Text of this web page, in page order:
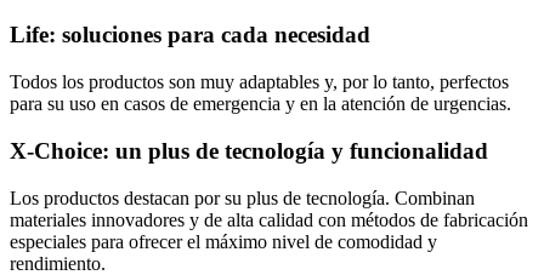
Life: soluciones para cada necesidad
Todos los productos son muy adaptables y, por lo tanto, perfectos
para su uso en casos de emergencia y en la atención de urgencias.
X-Choice: un plus de tecnología y funcionalidad
Los productos destacan por su plus de tecnología. Combinan
materiales innovadores y de alta calidad con métodos de fabricación
especiales para ofrecer el máximo nivel de comodidad y
rendimiento.